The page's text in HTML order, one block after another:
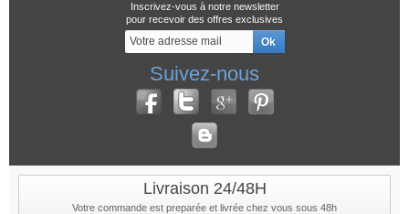
Inscrivez-vous à notre newsletter
pour recevoir des offres exclusives
Suivez-nous
Livraison 24/48H
Votre commande est preparée et livrée chez vous sous 48h